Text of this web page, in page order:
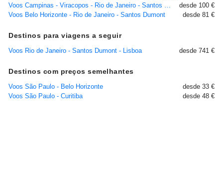
desde 100 €
Voos Belo Horizonte - Rio de Janeiro - Santos Dumont
desde 81 €
Destinos para viagens a seguir
Voos Rio de Janeiro - Santos Dumont - Lisboa desde 741 €
Destinos com preços semelhantes
Voos São Paulo - Belo Horizonte
desde 33 €
Voos São Paulo - Curitiba
desde 48 €